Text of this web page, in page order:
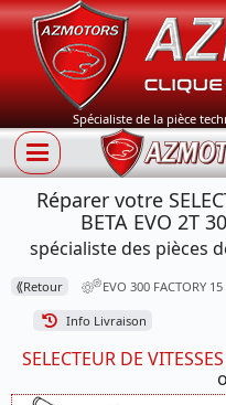
Spécialiste de la pièce
Réparer votre
BETA EVO 2T
spécialiste des pièces
⟪Retour EVO 300 FACTORY 15
Info Livraison
SELECTEUR DE VITESSES